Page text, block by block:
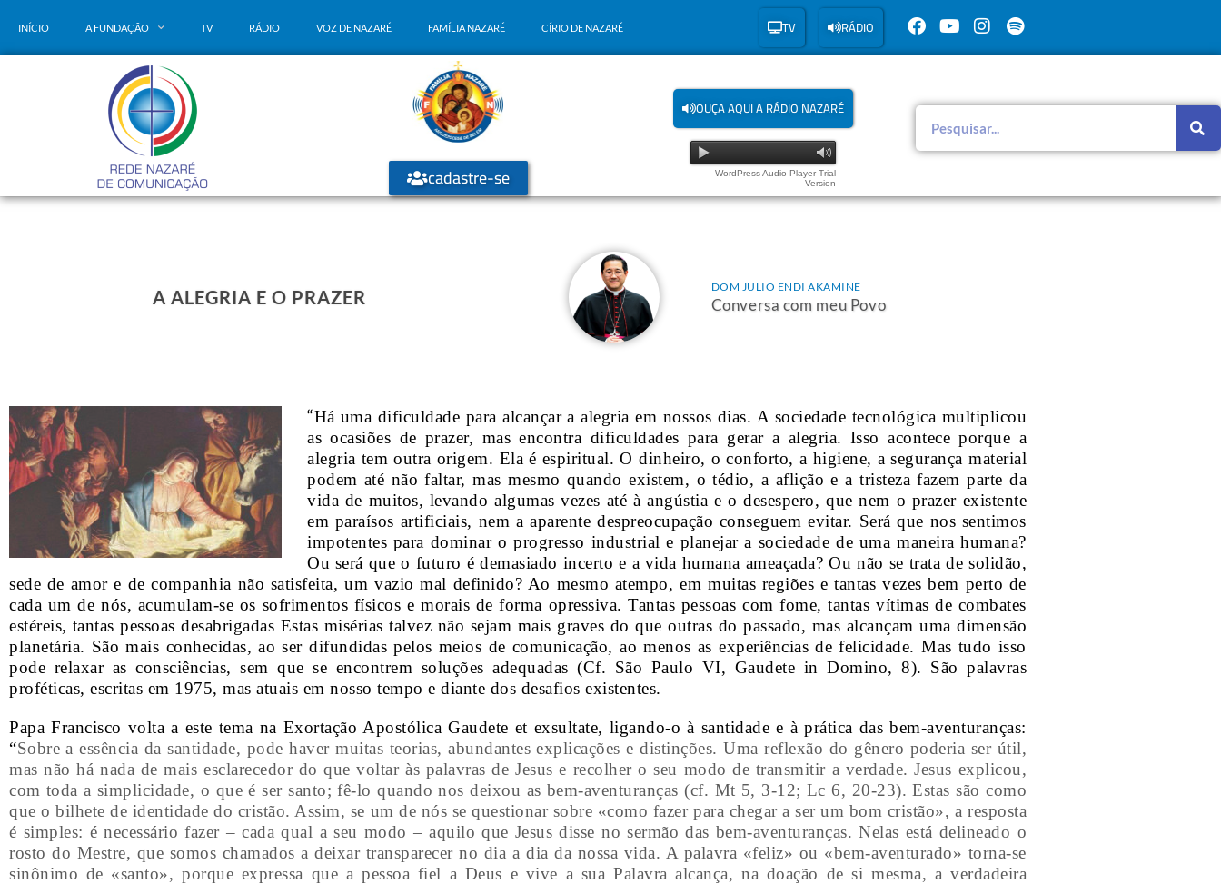
INÍCIO A FUNDAÇÃO TV RÁDIO VOZ DE NAZARÉ FAMÍLIA NAZARÉ CÍRIO DE NAZARÉ TV RÁDIO
cadastre-se
OUÇA AQUI A RÁDIO NAZARÉ
WordPress Audio Player Trial
Version
A ALEGRIA E O PRAZER DOM JULIO ENDI AKAMINE
Conversa com meu Povo
“Há uma dificuldade para alcançar a alegria em nossos dias. A sociedade tecnológica multiplicou
as ocasiões de prazer, mas encontra dificuldades para gerar a alegria. Isso acontece porque a
alegria tem outra origem. Ela é espiritual. O dinheiro, o conforto, a higiene, a segurança material
podem até não faltar, mas mesmo quando existem, o tédio, a aflição e a tristeza fazem parte da
vida de muitos, levando algumas vezes até à angústia e o desespero, que nem o prazer existente
em paraísos artificiais, nem a aparente despreocupação conseguem evitar. Será que nos sentimos
impotentes para dominar o progresso industrial e planejar a sociedade de uma maneira humana?
Ou será que o futuro é demasiado incerto e a vida humana ameaçada? Ou não se trata de solidão,
sede de amor e de companhia não satisfeita, um vazio mal definido? Ao mesmo atempo, em muitas regiões e tantas vezes bem perto de
cada um de nós, acumulam-se os sofrimentos físicos e morais de forma opressiva. Tantas pessoas com fome, tantas vítimas de combates
estéreis, tantas pessoas desabrigadas Estas misérias talvez não sejam mais graves do que outras do passado, mas alcançam uma dimensão
planetária. São mais conhecidas, ao ser difundidas pelos meios de comunicação, ao menos as experiências de felicidade. Mas tudo isso
pode relaxar as consciências, sem que se encontrem soluções adequadas (Cf. São Paulo VI, Gaudete in Domino, 8). São palavras
proféticas, escritas em 1975, mas atuais em nosso tempo e diante dos desafios existentes.
Papa Francisco volta a este tema na Exortação Apostólica Gaudete et exsultate, ligando-o à santidade e à prática das bem-aventuranças:
“Sobre a essência da santidade, pode haver muitas teorias, abundantes explicações e distinções. Uma reflexão do gênero poderia ser útil,
mas não há nada de mais esclarecedor do que voltar às palavras de Jesus e recolher o seu modo de transmitir a verdade. Jesus explicou,
com toda a simplicidade, o que é ser santo; fê-lo quando nos deixou as bem-aventuranças (cf. Mt 5, 3-12; Lc 6, 20-23). Estas são como
que o bilhete de identidade do cristão. Assim, se um de nós se questionar sobre «como fazer para chegar a ser um bom cristão», a resposta
é simples: é necessário fazer – cada qual a seu modo – aquilo que Jesus disse no sermão das bem-aventuranças. Nelas está delineado o
rosto do Mestre, que somos chamados a deixar transparecer no dia a dia da nossa vida. A palavra «feliz» ou «bem-aventurado» torna-se
sinônimo de «santo», porque expressa que a pessoa fiel a Deus e vive a sua Palavra alcança, na doação de si mesma, a verdadeira